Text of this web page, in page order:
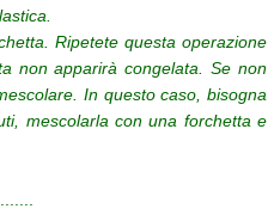
Ripetete questa operazione
non apparirà congelata. Se non
In questo caso, bisogna
mescolarla con una forchetta e